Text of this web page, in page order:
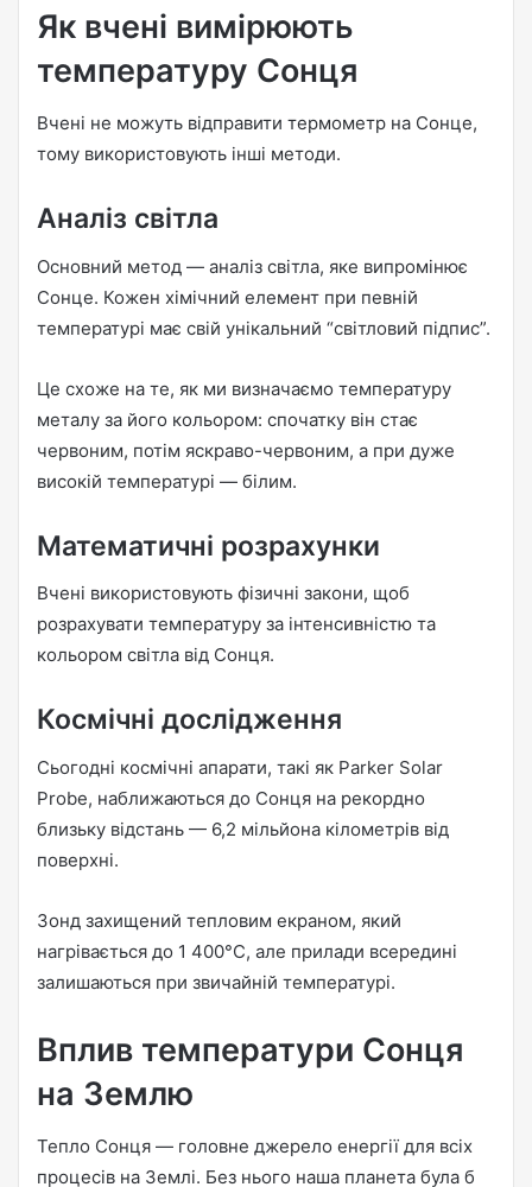
Як вчені вимірюють
температуру Сонця
Вчені не можуть відправити термометр на Сонце,
тому використовують інші методи.
Аналіз світла
Основний метод — аналіз світла, яке випромінює
Сонце. Кожен хімічний елемент при певній
температурі має свій унікальний “світловий підпис”.
Це схоже на те, як ми визначаємо температуру
металу за його кольором: спочатку він стає
червоним, потім яскраво-червоним, а при дуже
високій температурі — білим.
Математичні розрахунки
Вчені використовують фізичні закони, щоб
розрахувати температуру за інтенсивністю та
кольором світла від Сонця.
Космічні дослідження
Сьогодні космічні апарати, такі як Parker Solar
Probe, наближаються до Сонця на рекордно
близьку відстань — 6,2 мільйона кілометрів від
поверхні.
Зонд захищений тепловим екраном, який
нагрівається до 1 400°C, але прилади всередині
залишаються при звичайній температурі.
Вплив температури Сонця
на Землю
Тепло Сонця — головне джерело енергії для всіх
процесів на Землі. Без нього наша планета була б